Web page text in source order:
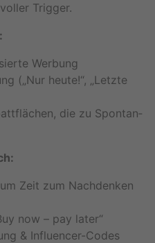
Trig­ger.
Wer­bung
(„Nur heute!“, „Letz­te
die zu Spon­tan­
Zeit zum Nach­den­ken
now – pay later“
& In­flu­en­cer-Codes